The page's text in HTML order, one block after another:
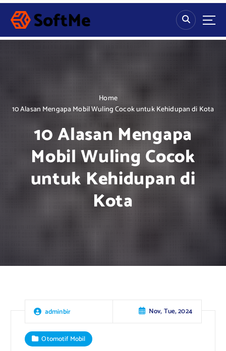
S
p
Home
10 Alasan Mengapa Mobil Wuling Cocok untuk Kehidupan di Kota
10 Alasan Mengapa
Mobil Wuling Cocok
untuk Kehidupan di
Kota
adminbir Nov, Tue, 2024
Otomotif Mobil